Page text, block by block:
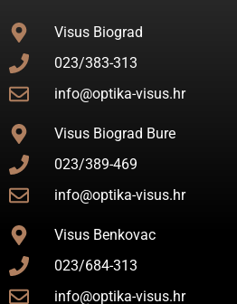
Visus Biograd
023/383-313
info@optika-visus.hr
Visus Biograd Bure
023/389-469
info@optika-visus.hr
Visus Benkovac
023/684-313
info@optika-visus.hr